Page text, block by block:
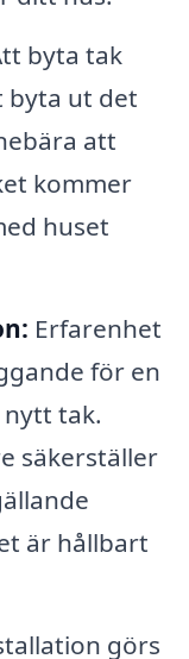
byta tak
byta ut det
att
kommer
huset
Erfarenhet
för en
tak.
säkerställer
är hållbart
görs